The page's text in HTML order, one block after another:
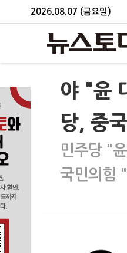
2026.08.07 (금요일)
야 "윤
당, 중
민주당 "
국민의힘